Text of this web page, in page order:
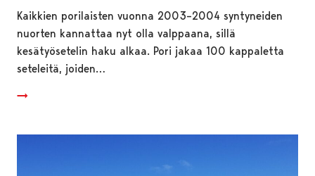
Kaikkien porilaisten vuonna 2003–2004 syntyneiden
nuorten kannattaa nyt olla valppaana, sillä
kesätyösetelin haku alkaa. Pori jakaa 100 kappaletta
seteleitä, joiden…